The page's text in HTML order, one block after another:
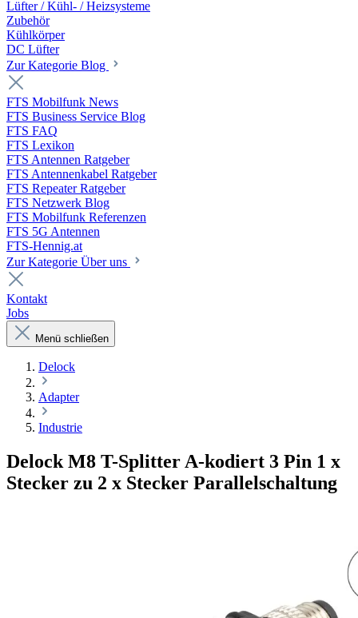
Lüfter / Kühl- / Heizsysteme
Zubehör
Kühlkörper
DC Lüfter
Zur Kategorie Blog
FTS Mobilfunk News
FTS Business Service Blog
FTS FAQ
FTS Lexikon
FTS Antennen Ratgeber
FTS Antennenkabel Ratgeber
FTS Repeater Ratgeber
FTS Netzwerk Blog
FTS Mobilfunk Referenzen
FTS 5G Antennen
FTS-Hennig.at
Zur Kategorie Über uns
Kontakt
Jobs
Menü schließen
Delock
Adapter
Industrie
Delock M8 T-Splitter A-kodiert 3 Pin 1 x
Stecker zu 2 x Stecker Parallelschaltung